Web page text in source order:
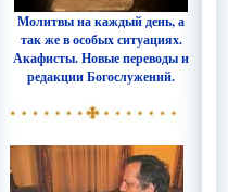
Молитвы на каждый день, а
так же в особых ситуациях.
Акафисты. Новые переводы и
редакции Богослужений.